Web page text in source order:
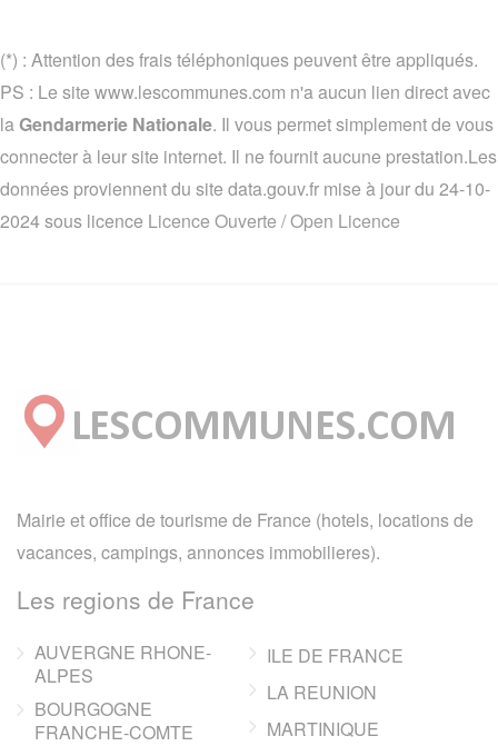
(*) : Attention des frais téléphoniques peuvent être appliqués.
PS : Le site www.lescommunes.com n'a aucun lien direct avec
laGendarmerie Nationale. Il vous permet simplement de vous
connecter à leur site internet. Il ne fournit aucune prestation.Les
données proviennent du site data.gouv.fr mise à jour du 24-10-
2024 sous licence Licence Ouverte / Open Licence
Mairie et office de tourisme de France (hotels, locations de
vacances, campings, annonces immobilieres).
Les regions de France
AUVERGNE RHONE-
ALPES
BOURGOGNE
FRANCHE-COMTE
ILE DE FRANCE
LA REUNION
MARTINIQUE